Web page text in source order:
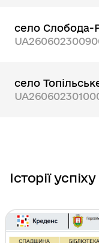
село Слобода-
село
Історії успіху